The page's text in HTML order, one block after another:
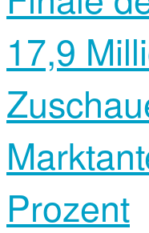
17,9
Prozent